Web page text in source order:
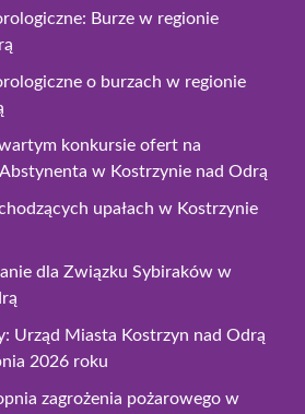
Burze w regionie
o burzach w regionie
konkursie ofert na
w Kostrzynie nad Odrą
upałach w Kostrzynie
dla Związku Sybiraków w
Urząd Miasta Kostrzyn nad Odrą
2026 roku
zagrożenia pożarowego w